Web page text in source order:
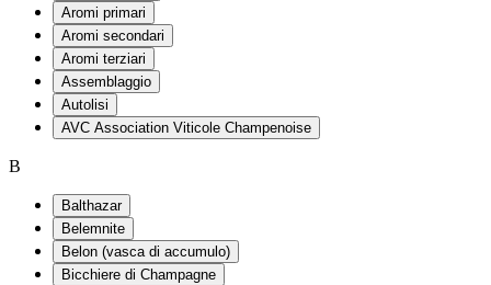
Aromi primari
Aromi secondari
Aromi terziari
Assemblaggio
Autolisi
AVC Association Viticole Champenoise
B
Balthazar
Belemnite
Belon (vasca di accumulo)
Bicchiere di Champagne